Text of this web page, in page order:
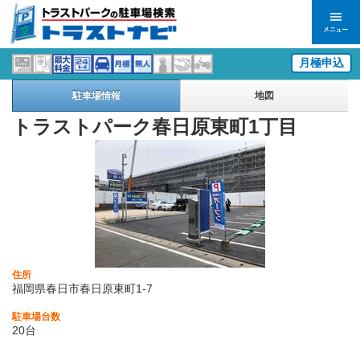
月極申込
駐車場情報 地図
トラストパーク春日原東町1丁目
住所
福岡県春日市春日原東町1-7
駐車場台数
20台